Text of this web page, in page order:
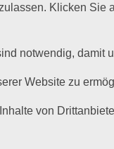
Klicken
notwendig, damit
Website zu
von